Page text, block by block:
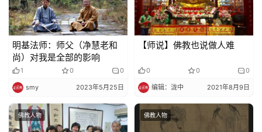
明基法师：师父（净慧老和
尚）对我是全部的影响
1 0 0
smy 2023年5月25日
【师说】佛教也说做人难
0 0 0
编辑：泷中 2021年8月9日
佛教人物 佛教人物